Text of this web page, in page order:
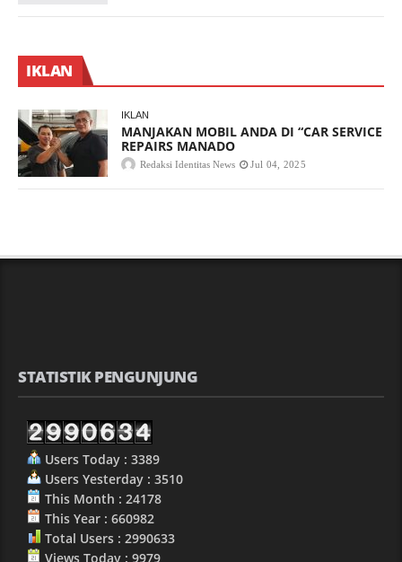
IKLAN
IKLAN
MANJAKAN MOBIL ANDA DI “CAR SERVICE
REPAIRS MANADO
Redaksi Identitas News Jul 04, 2025
STATISTIK PENGUNJUNG
Users Today : 3389
Users Yesterday : 3510
This Month : 24178
This Year : 660982
Total Users : 2990633
Views Today : 9979